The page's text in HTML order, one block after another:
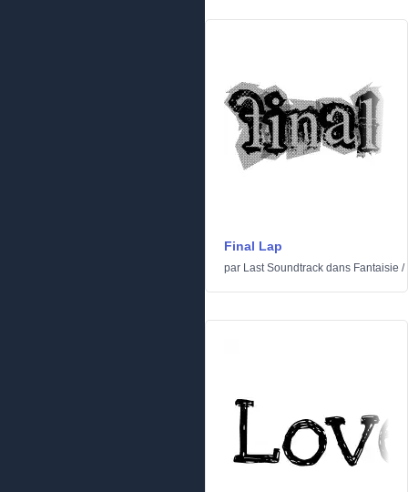
Final Lap
par Last Soundtrack dans Fantaisie /